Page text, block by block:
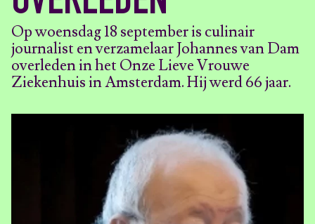
Op woensdag 18 september is culinair
journalist en verzamelaar Johannes van Dam
overleden in het Onze Lieve Vrouwe
Ziekenhuis in Amsterdam. Hij werd 66 jaar.